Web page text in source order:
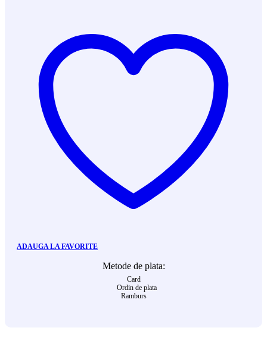
ADAUGA LA FAVORITE
Metode de plata:
Card
Ordin de plata
Ramburs